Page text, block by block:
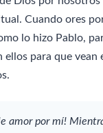
Cuando ores
lo hizo Pablo,
para que
amor por mí!